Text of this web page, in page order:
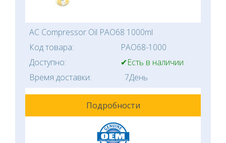
AC Compressor Oil PAO68 1000ml
Код товара:
PAO68-1000
Доступно:
✔Есть в наличии
Время доставки:
7День
Подробности